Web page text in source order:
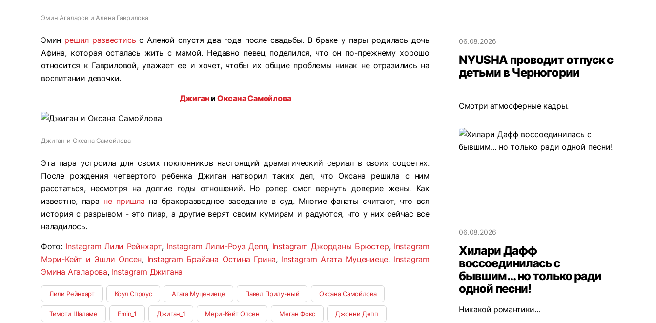
Эмин Агаларов и Алена Гаврилова
Эмин решил развестись с Аленой спустя два года после свадьбы. В браке у пары родилась дочь
Афина, которая осталась жить с мамой. Недавно певец поделился, что он по-прежнему хорошо
относится к Гавриловой, уважает ее и хочет, чтобы их общие проблемы никак не отразились на
воспитании девочки.
Джигани Оксана Самойлова
Джиган и Оксана Самойлова
Эта пара устроила для своих поклонников настоящий драматический сериал в своих соцсетях.
После рождения четвертого ребенка Джиган натворил таких дел, что Оксана решила с ним
расстаться, несмотря на долгие годы отношений. Но рэпер смог вернуть доверие жены. Как
известно, пара не пришла на бракоразводное заседание в суд. Многие фанаты считают, что вся
история с разрывом - это пиар, а другие верят своим кумирам и радуются, что у них сейчас все
наладилось.
Фото: Instagram Лили Рейнхарт, Instagram Лили-Роуз Депп, Instagram Джорданы Брюстер, Instagram
Мэри-Кейт и Эшли Олсен, Instagram Брайана Остина Грина, Instagram Агата Муцениеце, Instagram
Эмина Агаларова, Instagram Джигана
Лили Рейнхарт Коул Спроус Агата Муцениеце Павел Прилучный Оксана Самойлова
Тимоти Шаламе Emin_1 Джиган_1 Мери-Кейт Олсен Меган Фокс Джонни Депп
06.08.2026
NYUSHA проводит отпуск с
детьми в Черногории
Смотри атмосферные кадры.
06.08.2026
Хилари Дафф
воссоединилась с
бывшим... но только ради
одной песни!
Никакой романтики…